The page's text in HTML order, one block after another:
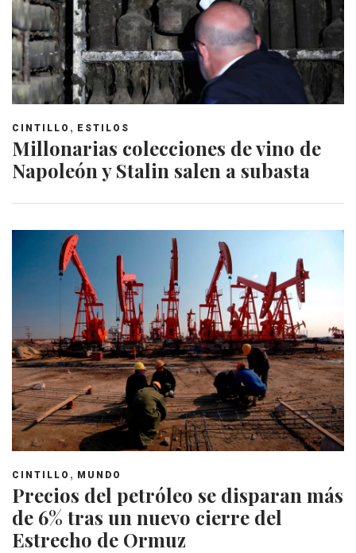
CINTILLO , ESTILOS
Millonarias colecciones de vino de
Napoleón y Stalin salen a subasta
CINTILLO , MUNDO
Precios del petróleo se disparan más
de 6% tras un nuevo cierre del
Estrecho de Ormuz